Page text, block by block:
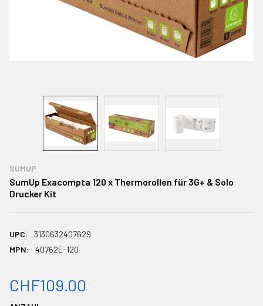
SUMUP
SumUp Exacompta 120 x Thermorollen für 3G+ & Solo
Drucker Kit
UPC:
3130632407629
MPN:
40762E-120
CHF109.00